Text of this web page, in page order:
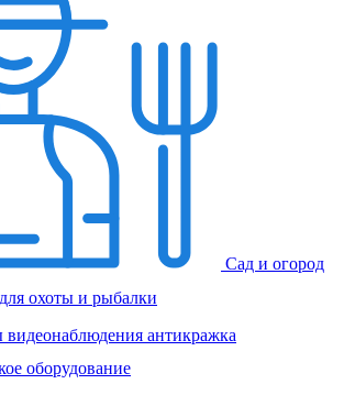
Сад и огород
охоты и рыбалки
антикражка
оборудование